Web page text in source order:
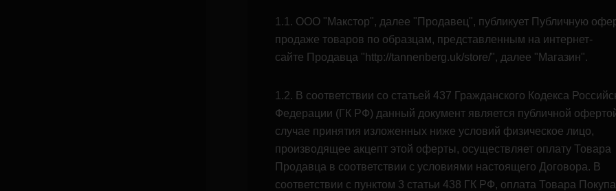
1.1. ООО "Макстор", далее "Продавец", публикует Публичную
продаже товаров по образцам, представленным на интернет-
сайте Продавца "http://tannenberg.uk/store/", далее "Магазин".
1.2. В соответствии со статьей 437 Гражданского Кодекса
Федерации (ГК РФ) данный документ является публичной
случае принятия изложенных ниже условий физическое лицо,
производящее акцепт этой оферты, осуществляет оплату Товара
Продавца в соответствии с условиями настоящего Договора. В
соответствии с пунктом 3 статьи 438 ГК РФ, оплата Товара